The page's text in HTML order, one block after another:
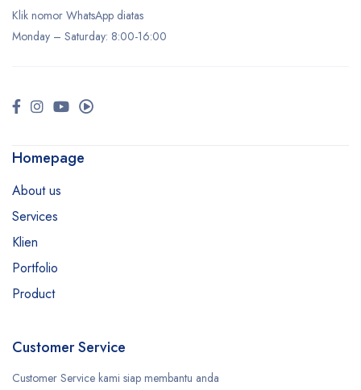
Klik nomor WhatsApp diatas
Monday – Saturday: 8:00-16:00
Homepage
About us
Services
Klien
Portfolio
Product
Customer Service
Customer Service kami siap membantu anda